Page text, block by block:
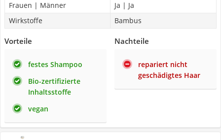
Frauen | Männer
Ja | Ja
Wirkstoffe
Bambus
Vorteile
festes Shampoo
Bio-zertifizierte
Inhaltsstoffe
vegan
Nachteile
repariert nicht
geschädigtes Haar